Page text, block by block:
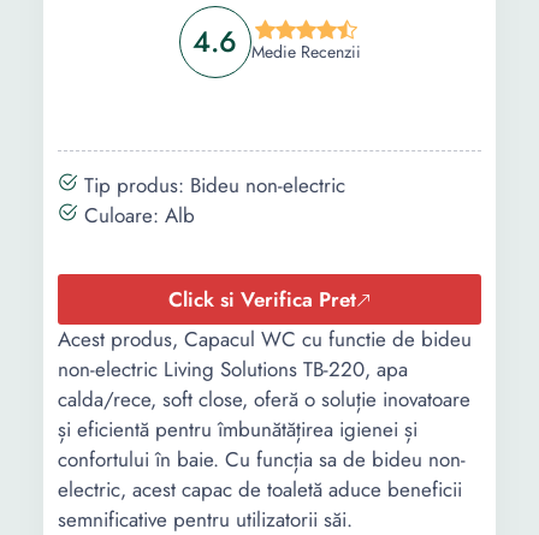
4.6 Medie Recenzii
Tip produs: Bideu non-electric
Culoare: Alb
Click si Verifica Pret
Acest produs, Capacul WC cu functie de bideu
non-electric Living Solutions TB-220, apa
calda/rece, soft close, oferă o soluție inovatoare
și eficientă pentru îmbunătățirea igienei și
confortului în baie. Cu funcția sa de bideu non-
electric, acest capac de toaletă aduce beneficii
semnificative pentru utilizatorii săi.